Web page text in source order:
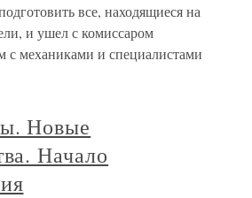
все, находящиеся на
и ушел с комиссаром
с механиками и специалистами
Новые
Начало